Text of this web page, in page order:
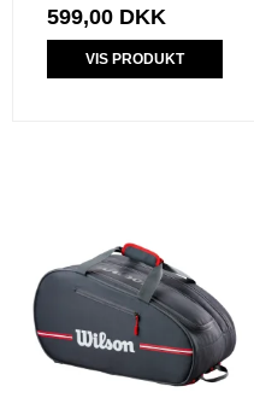
599,00 DKK
VIS PRODUKT